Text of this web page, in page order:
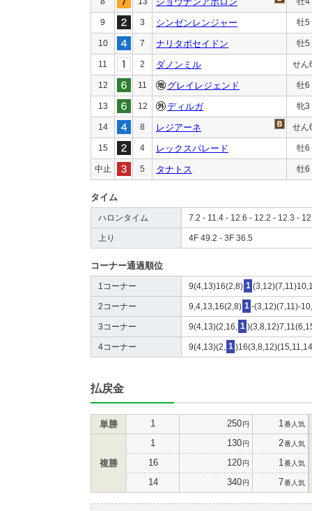
9 3 シンゼンレンジャー 牡5
10 7 ナリタポセイドン 牡5
11 2 ダノンミル せん
12 11 グレイレジェンド 牡6
13 12 ディルガ 牝3
14 8 レジアーネ せん
15 4 レックスパレード 牡6
中止 5 タナトス 牡6
タイム
ハロンタイム 7.2 - 11.4 - 12.6 - 12.2 - 12.3 -
上り 4F 49.2 - 3F 36.5
コーナー通過順位
1コーナー 9(4,13)16(2,8) 1
2コーナー 9,4,13,16(2,8) 1 -(3,12)(7,11)-
3コーナー 9(4,13)(2,16, 1
4コーナー 9(4,13)(2, 1
払戻金
単勝 1 250円 1 番人気
複勝
1 130円 2番人気
16 120円 1 番人気
14 340円 7番人気